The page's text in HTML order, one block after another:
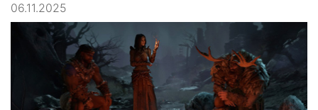
06.11.2025